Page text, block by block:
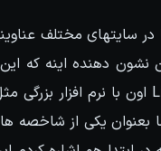
نشون دهنده اینه که